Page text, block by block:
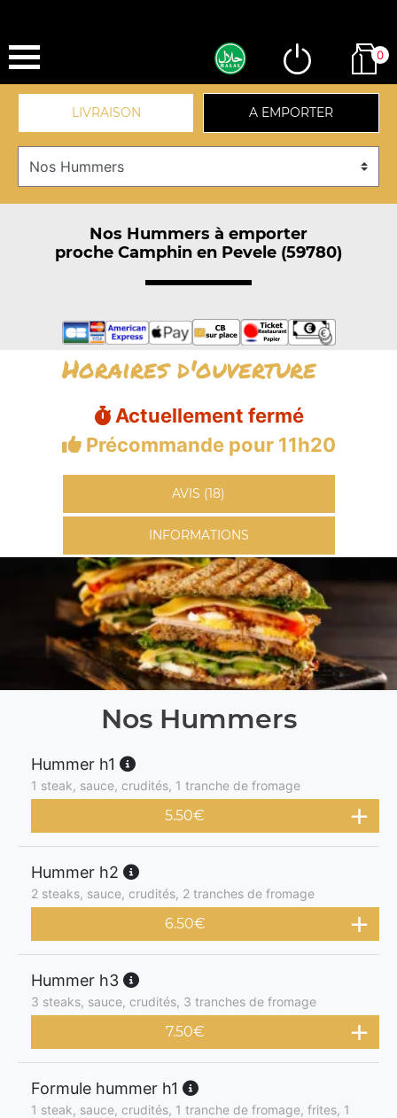
0
LIVRAISON A EMPORTER
Nos Hummers à emporter
proche Camphin en Pevele (59780)
Horaires d'ouverture
Actuellement fermé
Précommande pour 11h20
AVIS (18)
INFORMATIONS
Nos Hummers
Hummer h1
1 steak, sauce, crudités, 1 tranche de fromage
5.50€
Hummer h2
2 steaks, sauce, crudités, 2 tranches de fromage
6.50€
Hummer h3
3 steaks, sauce, crudités, 3 tranches de fromage
7.50€
Formule hummer h1
1 steak, sauce, crudités, 1 tranche de fromage, frites, 1